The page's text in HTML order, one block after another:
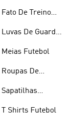
Fato De Treino
Luvas De Guarda
Meias Futebol
Roupas De
Sapatilhas
T Shirts Futebol